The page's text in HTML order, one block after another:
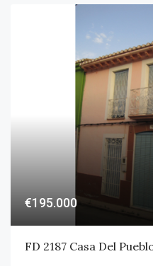
€195.000
FD 2187 Casa Del